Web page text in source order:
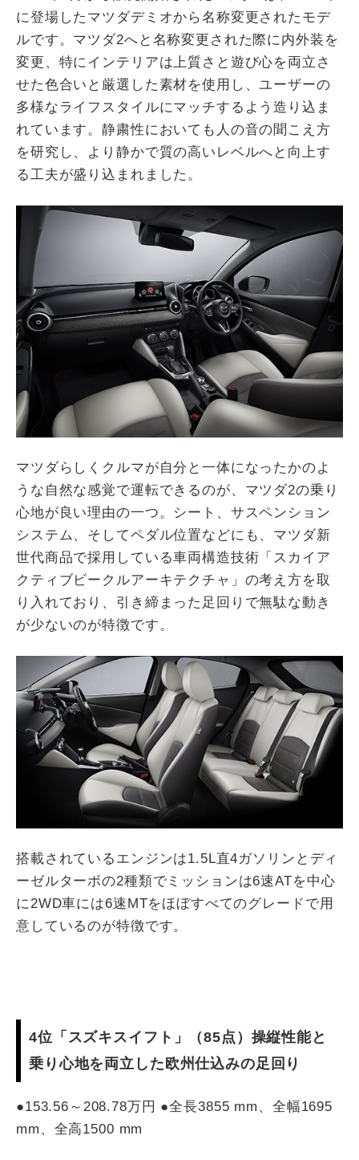
に登場したマツダデミオから名称変更されたモデ
ルです。マツダ2へと名称変更された際に内外装を
変更、特にインテリアは上質さと遊び心を両立さ
せた色合いと厳選した素材を使用し、ユーザーの
多様なライフスタイルにマッチするよう造り込ま
れています。静粛性においても人の音の聞こえ方
を研究し、より静かで質の高いレベルへと向上す
る工夫が盛り込まれました。
マツダらしくクルマが自分と一体になったかのよ
うな自然な感覚で運転できるのが、マツダ2の乗り
心地が良い理由の一つ。シート、サスペンション
システム、そしてペダル位置などにも、マツダ新
世代商品で採用している車両構造技術「スカイア
クティブビークルアーキテクチャ」の考え方を取
り入れており、引き締まった足回りで無駄な動き
が少ないのが特徴です。
搭載されているエンジンは1.5L直4ガソリンとディ
ーゼルターボの2種類でミッションは6速ATを中心
に2WD車には6速MTをほぼすべてのグレードで用
意しているのが特徴です。
4位「スズキスイフト」（85点）操縦性能と
乗り心地を両立した欧州仕込みの足回り
●153.56～208.78万円 ●全長3855 mm、全幅1695
mm、全高1500 mm